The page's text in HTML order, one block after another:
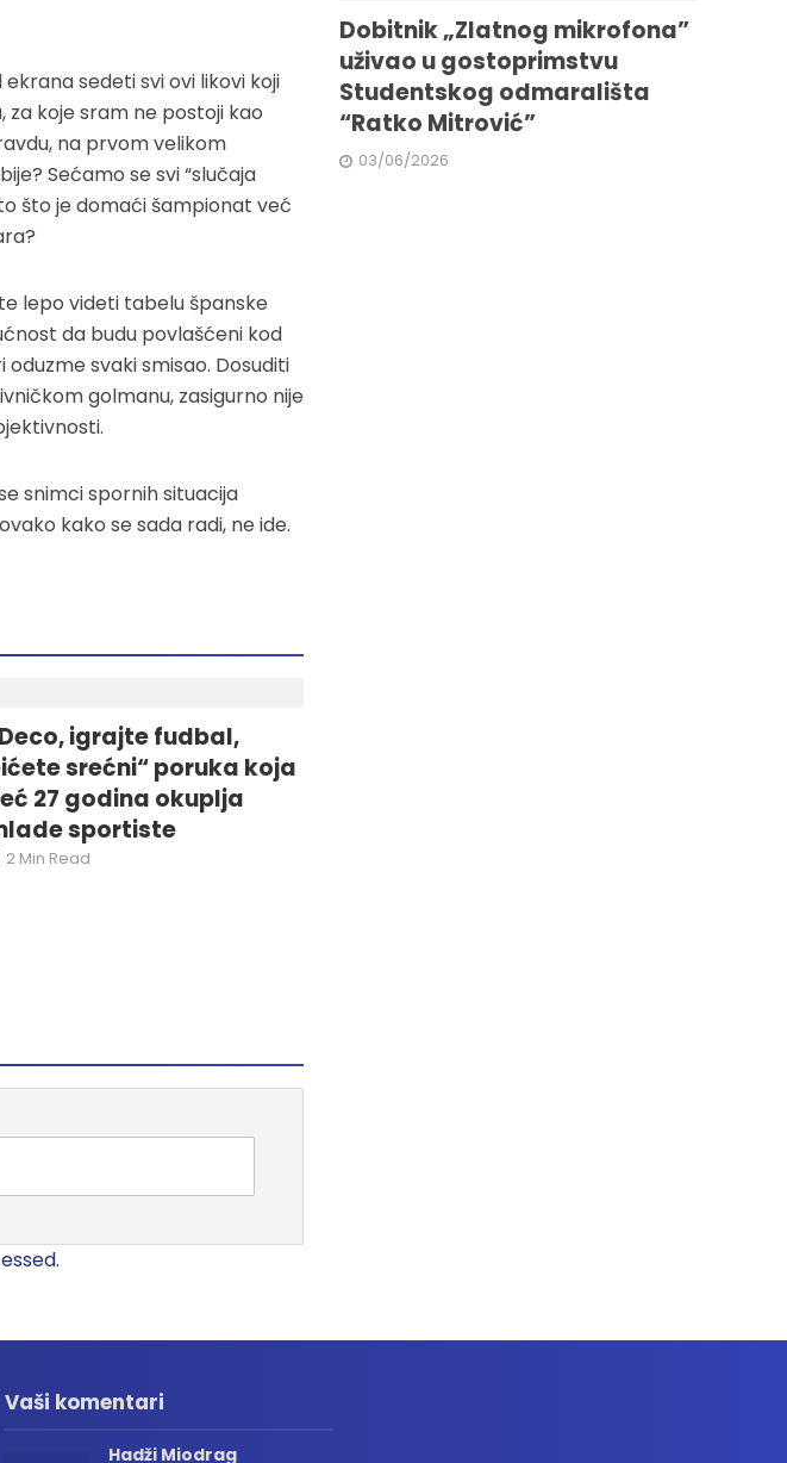
sedeti svi ovi likovi koji
koje sram ne postoji kao
na prvom velikom
Sećamo se svi “slučaja
što je domaći šampionat već
lepo videti tabelu španske
da budu povlašćeni kod
svaki smisao. Dosuditi
golmanu, zasigurno nije
snimci spornih situacija
kako se sada radi, ne ide.
igrajte fudbal,
srećni“ poruka koja
27 godina okuplja
sportiste
2 Min Read
Dobitnik „Zlatnog mikrofona”
uživao u gostoprimstvu
Studentskog odmarališta
“Ratko Mitrović”
03/06/2026
Vaši komentari
Hadži Miodrag